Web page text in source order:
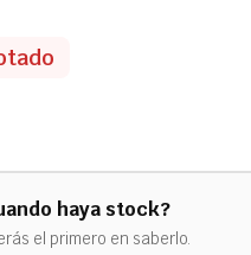
haya stock?
el primero en saberlo.